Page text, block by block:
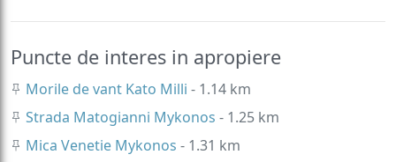
Puncte de interes in apropiere
Morile de vant Kato Milli - 1.14 km
Strada Matogianni Mykonos - 1.25 km
Mica Venetie Mykonos - 1.31 km